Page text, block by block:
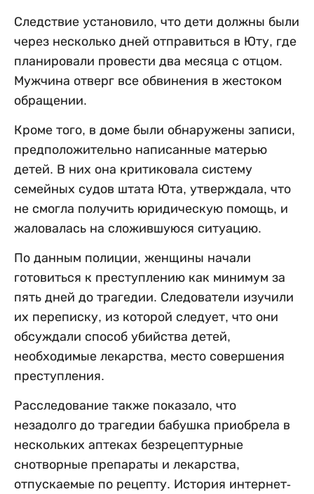
Следствие установило, что дети должны были
через несколько дней отправиться в Юту, где
планировали провести два месяца с отцом.
Мужчина отверг все обвинения в жестоком
обращении.
Кроме того, в доме были обнаружены записи,
предположительно написанные матерью
детей. В них она критиковала систему
семейных судов штата Юта, утверждала, что
не смогла получить юридическую помощь, и
жаловалась на сложившуюся ситуацию.
По данным полиции, женщины начали
готовиться к преступлению как минимум за
пять дней до трагедии. Следователи изучили
их переписку, из которой следует, что они
обсуждали способ убийства детей,
необходимые лекарства, место совершения
преступления.
Расследование также показало, что
незадолго до трагедии бабушка приобрела в
нескольких аптеках безрецептурные
снотворные препараты и лекарства,
отпускаемые по рецепту. История интернет-